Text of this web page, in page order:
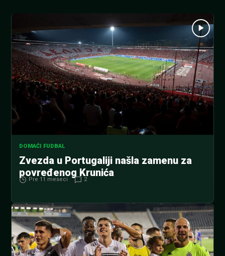
DOMAĆI FUDBAL
Zvezda u Portugaliji našla zamenu za
povređenog Krunića
Pre 11 meseci 2